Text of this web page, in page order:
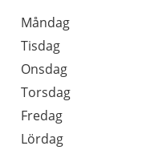
Dag
Öppettider
Kommentarer
Måndag
Tisdag
Onsdag
Torsdag
Fredag
Lördag